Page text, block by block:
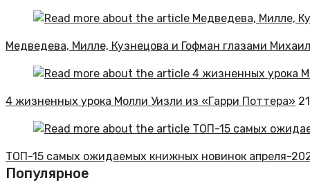
Медведева, Милле, Кузнецова и Гофман глазами
4 жизненных урока Молли Уизли из «Гарри Поттера»
ТОП-15 самых ожидаемых книжных новинок апреля-
Популярное